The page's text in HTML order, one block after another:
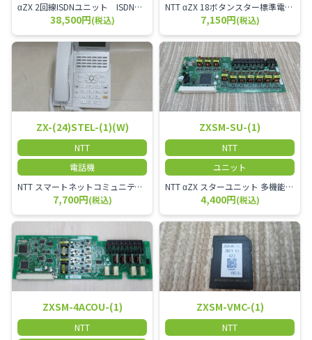
αZX 2回線ISDNユニット ISDN回線を2本収容可能です。
38,500円(税込)
NTT αZX 18ボタンスター標準電話機(白)
7,150円(税込)
ZX-(24)STEL-(1)(W)
NTT
電話機
NTT スマートネットコミュニティαZX 24ボタンスター標準電話機
7,700円(税込)
ZXSM-SU-(1)
NTT
ユニット
NTT αZX スターユニット 多機能電話機ユニット
4,400円(税込)
ZXSM-4ACOU-(1)
NTT
ZXSM-VMC-(1)
NTT